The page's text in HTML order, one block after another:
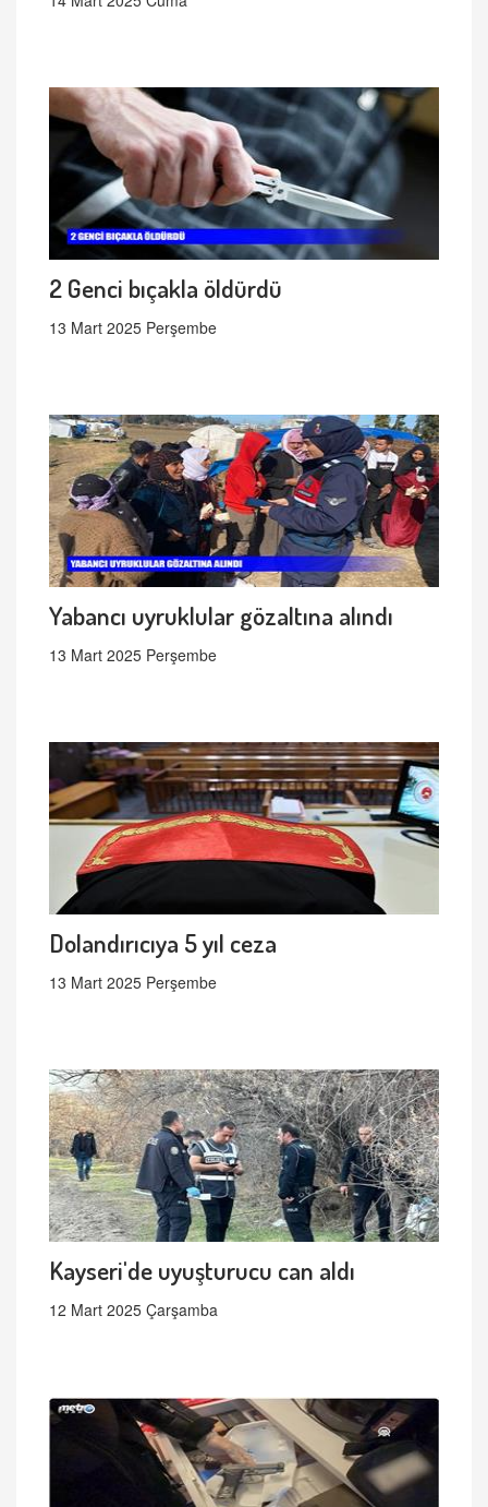
2 Genci bıçakla öldürdü
13 Mart 2025 Perşembe
Yabancı uyruklular gözaltına alındı
13 Mart 2025 Perşembe
Dolandırıcıya 5 yıl ceza
13 Mart 2025 Perşembe
Kayseri'de uyuşturucu can aldı
12 Mart 2025 Çarşamba